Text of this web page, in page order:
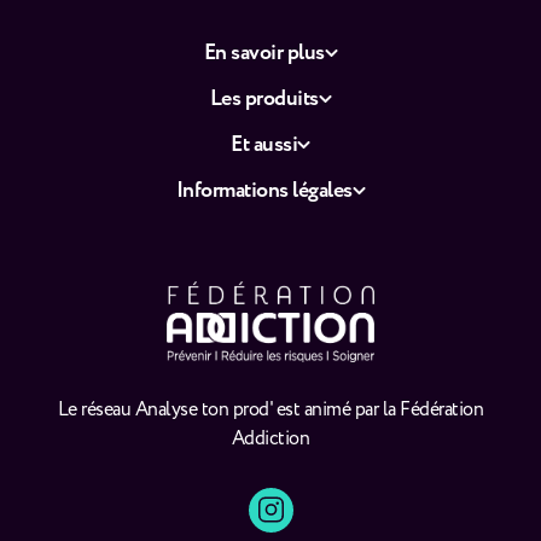
Le réseau Analyse ton prod' est animé par la Fédération
Addiction
En savoir plus
Les produits
Et aussi
Informations légales